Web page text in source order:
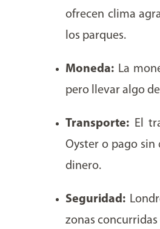
ofrecen clima
los parques.
Moneda: La
pero llevar algo
Transporte: El
Oyster o pago sin
dinero.
Seguridad:
zonas